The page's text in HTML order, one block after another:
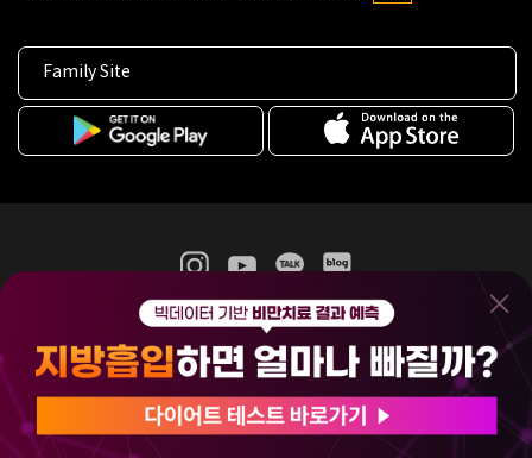
Family Site
365mc 병·의원 이용약관
홈페이지 이용약관
비급여진료수가
(주)365mcㅣ서울특별시 서초구 서초대로52길 7, 3~4층(서초동, 제일빌딩)
120-87-04354ㅣ김남철
COPYRIGHT(C) 2025 365mc. ALL RIGHTS RESERVED.